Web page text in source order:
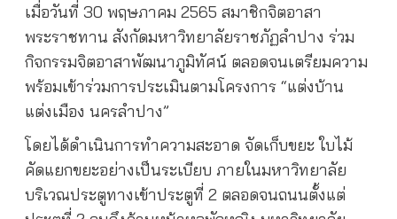
เมื่อวันที่ 30 พฤษภาคม 2565 สมาชิกจิตอาสา
พระราชทาน สังกัดมหาวิทยาลัยราชภัฏลำปาง ร่วม
กิจกรรมจิตอาสาพัฒนาภูมิทัศน์ ตลอดจนเตรียมความ
พร้อมเข้าร่วมการประเมินตามโครงการ “แต่งบ้าน
แต่งเมือง นครลำปาง”
โดยได้ดำเนินการทำความสะอาด จัดเก็บขยะ ใบไม้
คัดแยกขยะอย่างเป็นระเบียบ ภายในมหาวิทยาลัย
บริเวณประตูทางเข้าประตูที่ 2 ตลอดจนถนนตั้งแต่